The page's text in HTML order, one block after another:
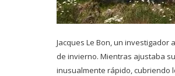
Jacques Le Bon, un
de invierno. Mientras ajustaba
inusualmente rápido, cubriendo